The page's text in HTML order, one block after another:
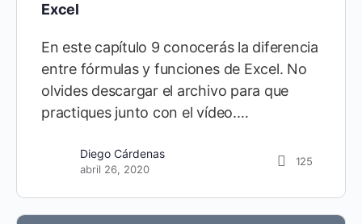
abril 6, 2023
Excel
En este capítulo 9 conocerás la diferencia
entre fórmulas y funciones de Excel. No
olvides descargar el archivo para que
practiques junto con el vídeo.…
Diego Cárdenas
abril 26, 2020
125